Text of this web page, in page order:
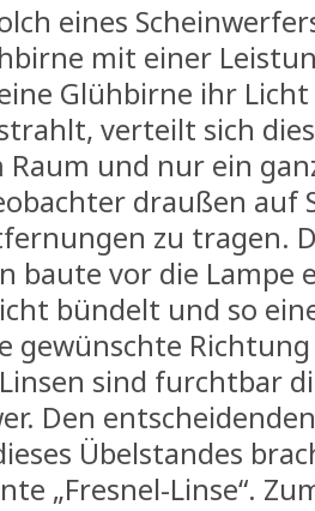
eines
mit einer
Glühbirne ihr
verteilt sich
Raum und nur ein
draußen auf
zu tragen.
baute vor die Lampe
bündelt und so
gewünschte
sind furchtbar
Den
Übelstandes
„Fresnel-Linse“.